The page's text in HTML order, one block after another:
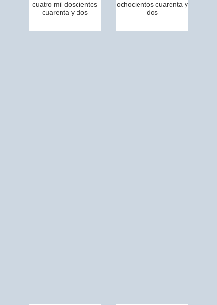
cuatro mil doscientos
cuarenta y dos
ochocientos cuarenta y
dos